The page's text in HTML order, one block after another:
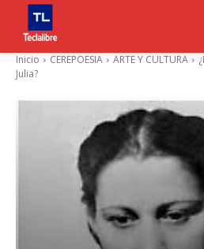
Inicio CEREPOESIA ARTE Y CULTURA
Julia?